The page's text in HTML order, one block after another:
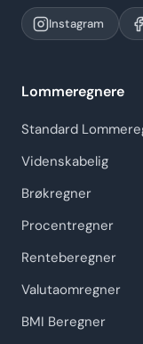
Instagram
Lommeregnere
Standard
Videnskabelig
Brøkregner
Procentregner
Renteberegner
Valutaomregner
BMI Beregner